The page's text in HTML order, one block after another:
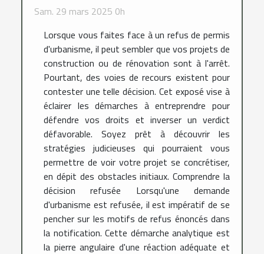
Sam. 29 mars 2025 0h
Lorsque vous faites face à un refus de permis
d'urbanisme, il peut sembler que vos projets de
construction ou de rénovation sont à l'arrêt.
Pourtant, des voies de recours existent pour
contester une telle décision. Cet exposé vise à
éclairer les démarches à entreprendre pour
défendre vos droits et inverser un verdict
défavorable. Soyez prêt à découvrir les
stratégies judicieuses qui pourraient vous
permettre de voir votre projet se concrétiser,
en dépit des obstacles initiaux. Comprendre la
décision refusée Lorsqu'une demande
d'urbanisme est refusée, il est impératif de se
pencher sur les motifs de refus énoncés dans
la notification. Cette démarche analytique est
la pierre angulaire d'une réaction adéquate et